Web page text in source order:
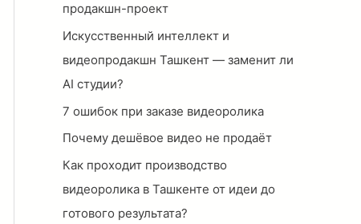
продакшн-проект
Искусственный интеллект и
видеопродакшн Ташкент — заменит ли
AI студии?
7 ошибок при заказе видеоролика
Почему дешёвое видео не продаёт
Как проходит производство
видеоролика в Ташкенте от идеи до
готового результата?